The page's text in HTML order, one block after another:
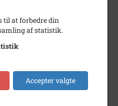
Højskole Højskolevej
4534 Hørve
til at forbedre din
af statistik.
Accepter valgte